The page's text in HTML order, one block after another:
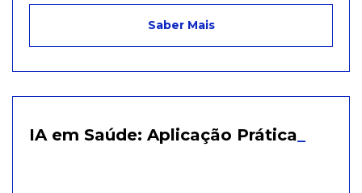
Saber Mais
IA em Saúde: Aplicação Prática